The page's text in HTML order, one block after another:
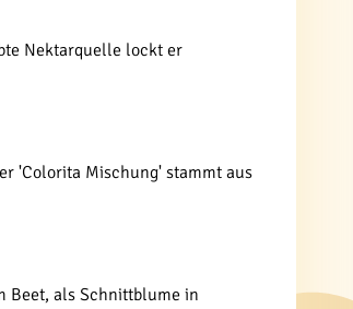
Nektarquelle lockt er
'Colorita Mischung' stammt aus
Beet, als Schnittblume in